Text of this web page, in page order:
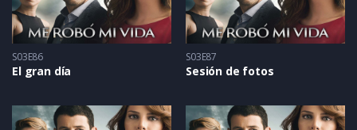
S03E86
El gran día
S03E87
Sesión de fotos